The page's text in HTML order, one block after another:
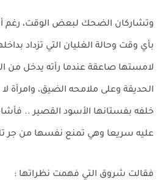
وتشاركان الضحك لبعض الوقت، رغم
بأي وقت وحالة الغليان التي تزداد
لامستها صاعقة عندما رأته يدخل من
الحديقة وعلى ملامحه الضيق، وامرأة
خلفه بفستانها الأسود القصير ..
عليه سريعا وهي تمنع نفسها من جر
فقالت شروق التي فهمت نظراتها :